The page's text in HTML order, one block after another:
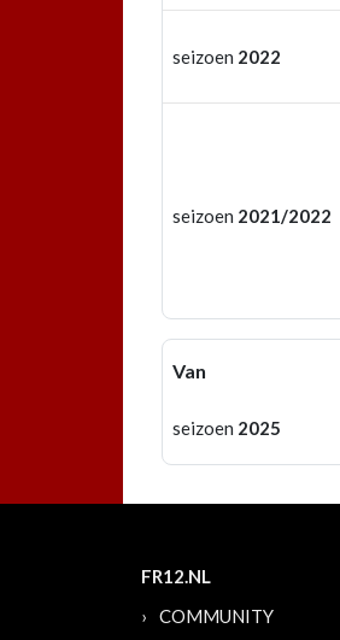
seizoen 2022
seizoen 2021/2022
Van
seizoen 2025
FR12.NL
COMMUNITY